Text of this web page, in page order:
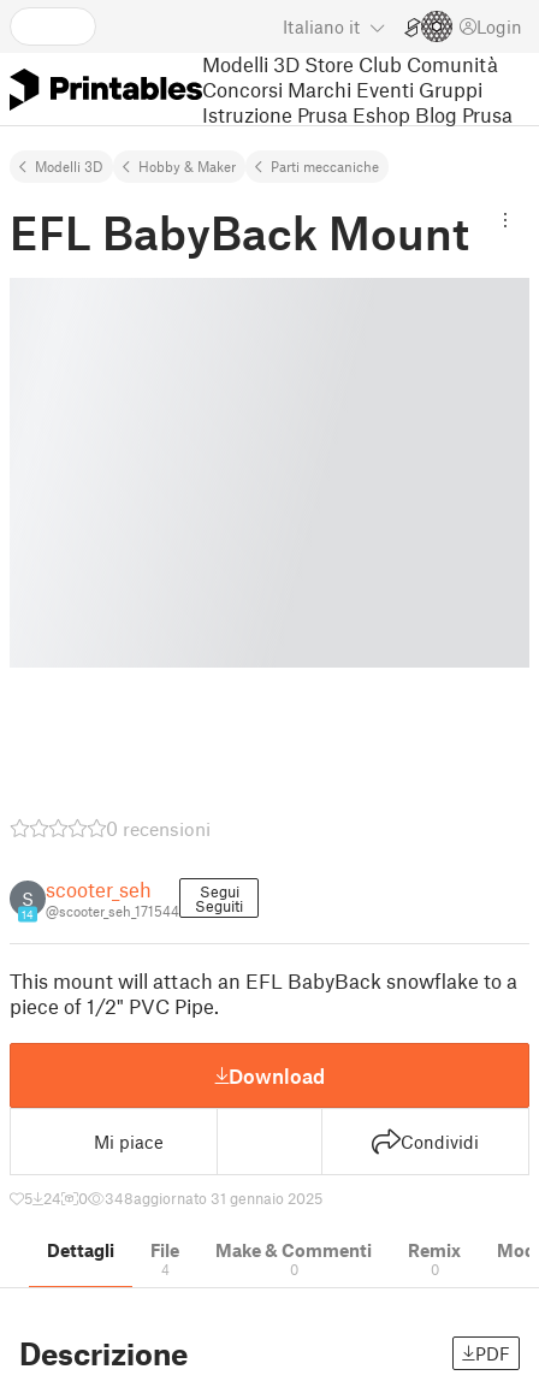
Italiano it Login
Modelli 3D Store Club Comunità
Concorsi Marchi Eventi Gruppi
Istruzione Prusa Eshop Blog Prusa
Modelli 3D Hobby & Maker Parti meccaniche
EFL BabyBack Mount
0 recensioni
S
14
scooter_seh
@scooter_seh_171544
Segui
Seguiti
This mount will attach an EFL BabyBack snowflake to a
piece of 1/2" PVC Pipe.
Download
Mi piace Condividi
5 24 0 348aggiornato 31 gennaio 2025
Dettagli File
4
Make & Commenti
0
Remix
0
Descrizione PDF